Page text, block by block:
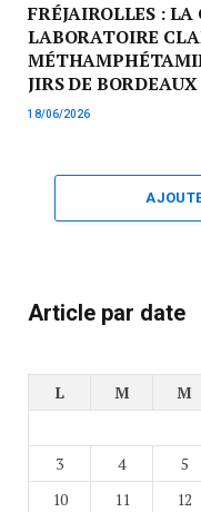
FRÉJAIROLLES :
LABORATOIRE
JIRS DE BORDEAUX
18/06/2026
Article par date
L
M M
3
4 5
10
11 12